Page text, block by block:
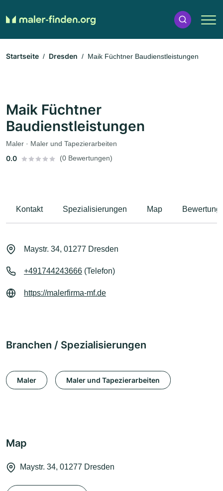
Startseite Dresden Maik Füchtner Baudienstleistungen
Maik Füchtner
Baudienstleistungen
Maler · Maler und Tapezierarbeiten
0.0 (0 Bewertungen)
Kontakt Spezialisierungen Map
Maystr. 34, 01277 Dresden
+491744243666 (Telefon)
https://malerfirma-mf.de
Branchen / Spezialisierungen
Maler Maler und Tapezierarbeiten
Map
Maystr. 34, 01277 Dresden